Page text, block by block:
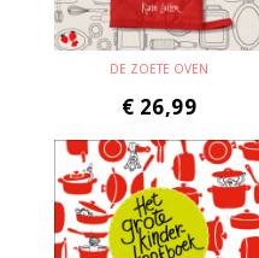
DE ZOETE OVEN
€ 26,99